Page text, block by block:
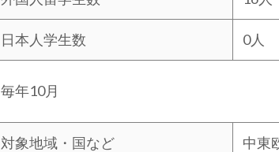
日本人学生数 0人
毎年10月
対象地域・国など 中東